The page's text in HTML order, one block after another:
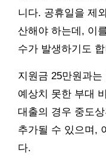
니다. 공휴일을 제
산해야 하는데, 이
수가 발생하기도
지원금 25만원과
예상치 못한 부대
대출의 경우 중도
추가될 수 있으며,
다.